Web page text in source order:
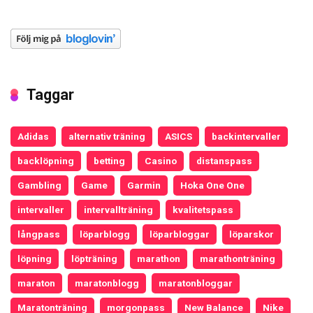
Taggar
Adidas alternativ träning ASICS backintervaller
backlöpning betting Casino distanspass
Gambling Game Garmin Hoka One One
intervaller intervallträning kvalitetspass
långpass löparblogg löparbloggar löparskor
löpning löpträning marathon marathonträning
maraton maratonblogg maratonbloggar
Maratonträning morgonpass New Balance Nike